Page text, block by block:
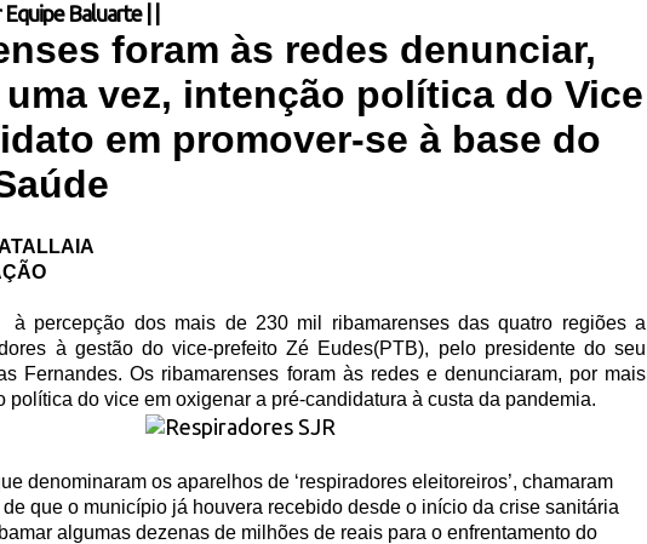
Equipe Baluarte
foram às redes denunciar,
vez, intenção política do Vice
em promover-se à base do
à percepção dos mais de 230 mil ribamarenses das quatro regiões a
à gestão do vice-prefeito Zé Eudes(PTB), pelo presidente do seu
Fernandes. Os ribamarenses foram às redes e denunciaram, por mais
política do vice em oxigenar a pré-candidatura à custa da pandemia.
denominaram os aparelhos de ‘respiradores eleitoreiros’, chamaram
que o município já houvera recebido desde o início da crise sanitária
algumas dezenas de milhões de reais para o enfrentamento do